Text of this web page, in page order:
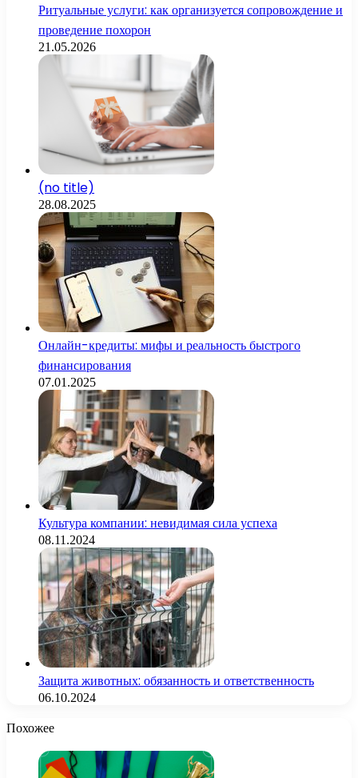
Ритуальные услуги: как организуется сопровождение и
проведение похорон
21.05.2026
(no title)
28.08.2025
Онлайн-кредиты: мифы и реальность быстрого
финансирования
07.01.2025
Культура компании: невидимая сила успеха
08.11.2024
Защита животных: обязанность и ответственность
06.10.2024
Похожее